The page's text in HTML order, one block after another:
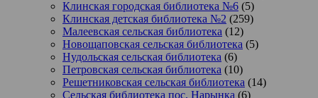
Клинская городская библиотека №6 (5)
Клинская детская библиотека №2 (259)
Малеевская сельская библиотека (12)
Новощаповская сельская библиотека (5)
Нудольская сельская библиотека (6)
Петровская сельская библиотека (10)
Решетниковская сельская библиотека (14)
Сельская библиотека пос. Нарынка (6)